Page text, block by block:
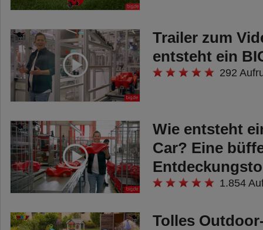
Trailer zum
entsteht ein
292
Wie entsteht
Car? Eine
1.854
Tolles